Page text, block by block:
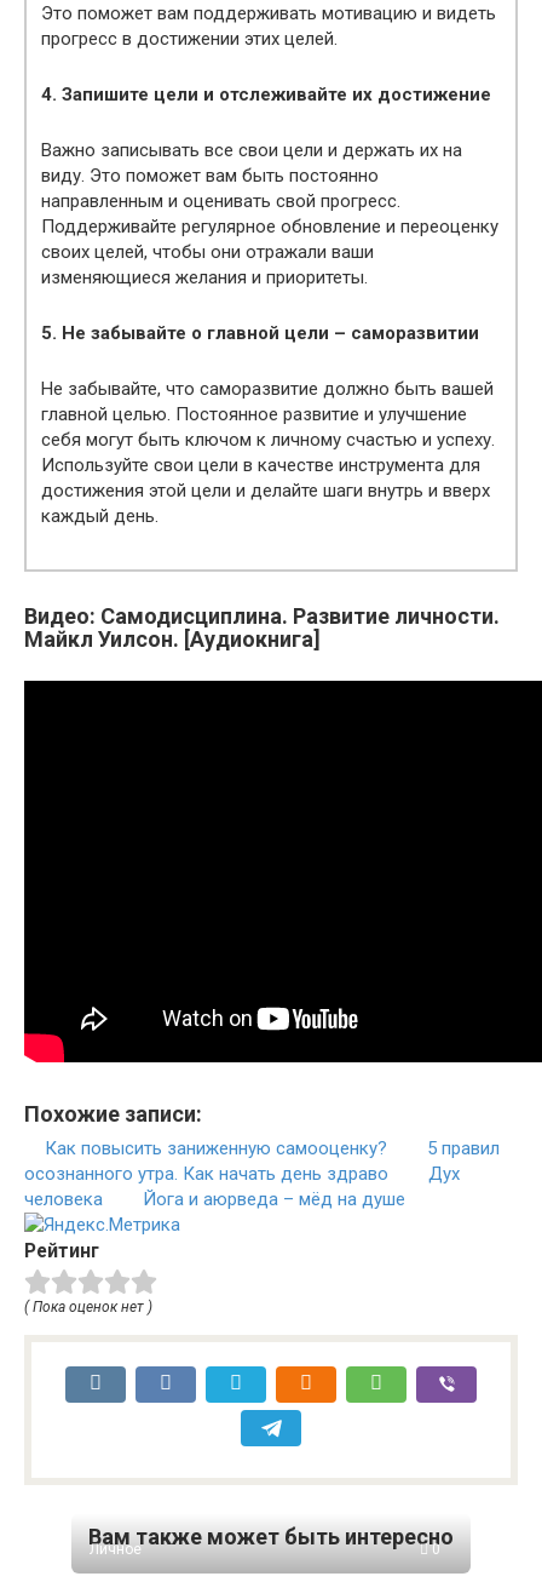
Это поможет вам поддерживать мотивацию и видеть
прогресс в достижении этих целей.
4. Запишите цели и отслеживайте их достижение
Важно записывать все свои цели и держать их на
виду. Это поможет вам быть постоянно
направленным и оценивать свой прогресс.
Поддерживайте регулярное обновление и переоценку
своих целей, чтобы они отражали ваши
изменяющиеся желания и приоритеты.
5. Не забывайте о главной цели – саморазвитии
Не забывайте, что саморазвитие должно быть вашей
главной целью. Постоянное развитие и улучшение
себя могут быть ключом к личному счастью и успеху.
Используйте свои цели в качестве инструмента для
достижения этой цели и делайте шаги внутрь и вверх
каждый день.
Видео: Самодисциплина. Развитие личности.
Майкл Уилсон. [Аудиокнига]
Похожие записи:
Как повысить заниженную самооценку?
5 правил
осознанного утра. Как начать день здраво
Дух
человека
Йога и аюрведа – мёд на душе
Рейтинг
( Пока оценок нет )
Вам также может быть интересно
Личное 0